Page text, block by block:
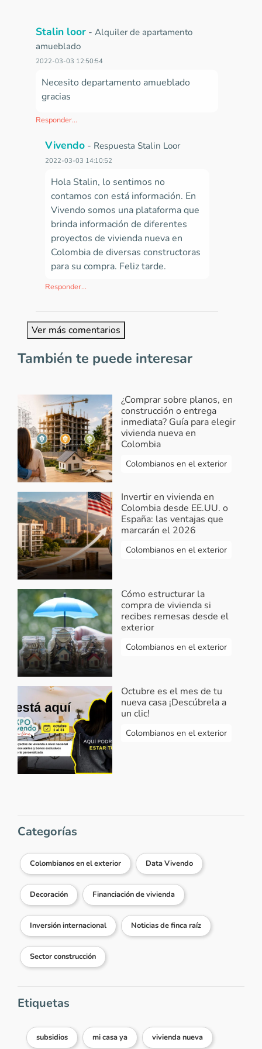
Stalin loor - Alquiler de apartamento
amueblado
2022-03-03 12:50:54
Necesito departamento amueblado
gracias
Responder...
Vivendo - Respuesta Stalin Loor
2022-03-03 14:10:52
Hola Stalin, lo sentimos no
contamos con está información. En
Vivendo somos una plataforma que
brinda información de diferentes
proyectos de vivienda nueva en
Colombia de diversas constructoras
para su compra. Feliz tarde.
Responder...
Ver más comentarios
También te puede interesar
¿Comprar sobre planos, en
construcción o entrega
inmediata? Guía para elegir
vivienda nueva en
Colombia
Colombianos en el exterior
Invertir en vivienda en
Colombia desde EE.UU. o
España: las ventajas que
marcarán el 2026
Colombianos en el exterior
Cómo estructurar la
compra de vivienda si
recibes remesas desde el
exterior
Colombianos en el exterior
Octubre es el mes de tu
nueva casa ¡Descúbrela a
un clic!
Colombianos en el exterior
Categorías
Colombianos en el exterior Data Vivendo
Decoración Financiación de vivienda
Inversión internacional Noticias de finca raíz
Sector construcción
Etiquetas
subsidios mi casa ya vivienda nueva